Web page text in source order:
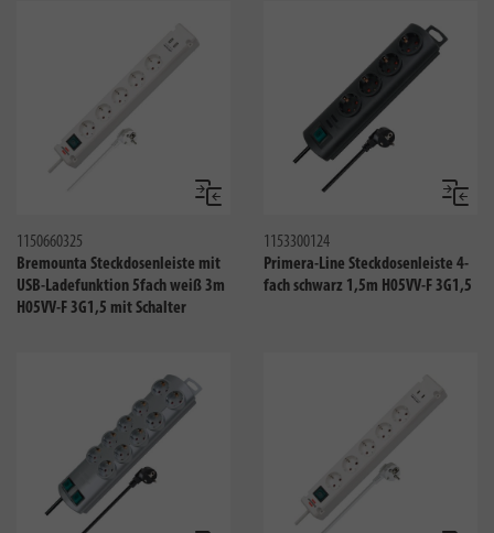
Vergleichen
1150660325
Bremounta Steckdosenleiste mit
USB-Ladefunktion 5fach weiß 3m
H05VV-F 3G1,5 mit Schalter
1153300124
Primera-Line Steckdosenleiste 4-
fach schwarz 1,5m H05VV-F 3G1,5